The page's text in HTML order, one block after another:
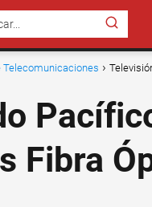
Telecomunicaciones
Fibra